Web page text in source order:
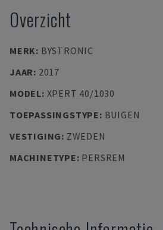
Overzicht
MERK: BYSTRONIC
JAAR: 2017
MODEL: XPERT 40/1030
TOEPASSINGSTYPE: BUIGEN
VESTIGING: ZWEDEN
MACHINETYPE: PERSREM